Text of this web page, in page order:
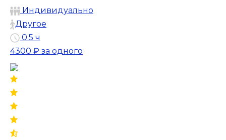
Индивидуально
Другое
0.5 ч
4300 ₽ за одного